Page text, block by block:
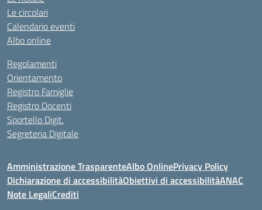
Le circolari
Calendario eventi
Albo online
Regolamenti
Orientamento
Registro Famiglie
Registro Docenti
Sportello Digit.
Segreteria Digitale
Amministrazione TrasparenteAlbo OnlinePrivacy Policy
Dichiarazione di accessibilitàObiettivi di accessibilitàANAC
Note LegaliCrediti